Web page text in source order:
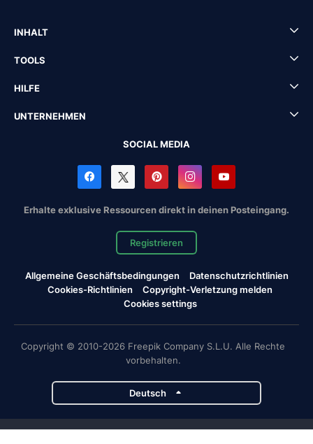
INHALT
TOOLS
HILFE
UNTERNEHMEN
SOCIAL MEDIA
Erhalte exklusive Ressourcen direkt in deinen Posteingang.
Registrieren
Allgemeine Geschäftsbedingungen
Datenschutzrichtlinien
Cookies-Richtlinien
Copyright-Verletzung melden
Cookies settings
Copyright © 2010-2026 Freepik Company S.L.U. Alle Rechte
vorbehalten.
Deutsch